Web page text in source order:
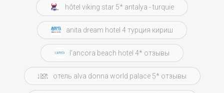
hôtel viking star 5* antalya - turquie
anita dream hotel 4 турция кириш
l'ancora beach hotel 4* отзывы
отель alva donna world palace 5* отзывы